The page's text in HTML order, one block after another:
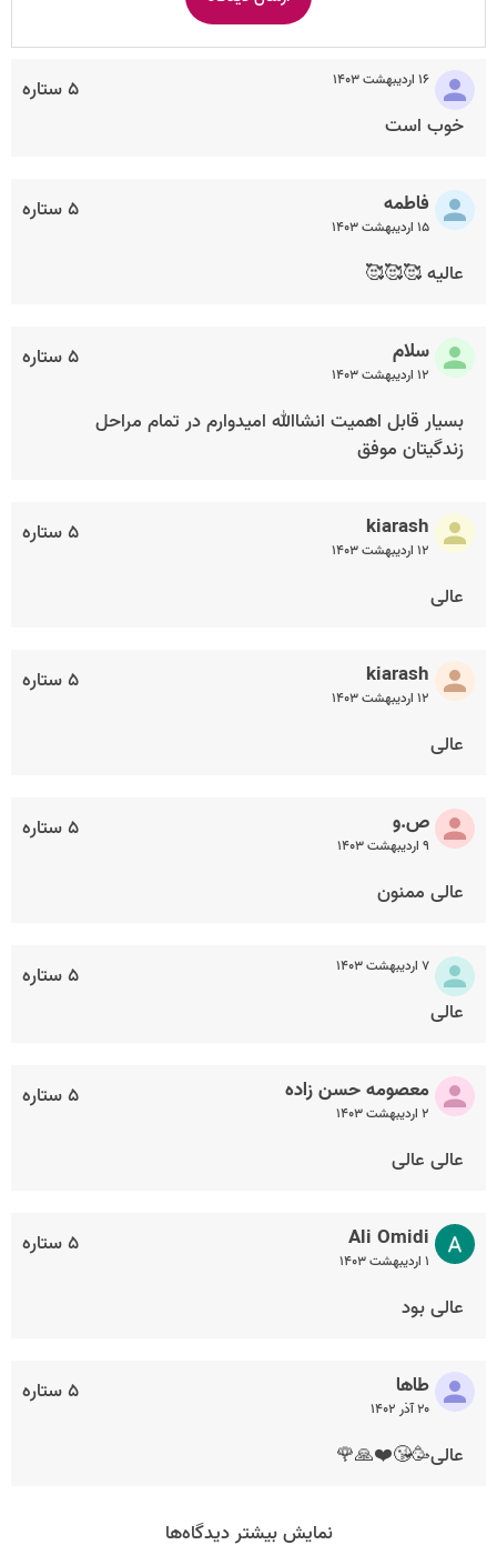
۵ ستاره ۱۶ اردیبهشت ۱۴۰۳
خوب است
۵ ستاره فاطمه
۱۵ اردیبهشت ۱۴۰۳
عالیه 🥰🥰🥰
۵ ستاره سلام
۱۲ اردیبهشت ۱۴۰۳
بسیار قابل اهمیت انشاالله امیدوارم در تمام مراحل
زندگیتان موفق
۵ ستاره kiarash
۱۲ اردیبهشت ۱۴۰۳
عالی
۵ ستاره kiarash
۱۲ اردیبهشت ۱۴۰۳
عالی
۵ ستاره ص.و
۹ اردیبهشت ۱۴۰۳
عالی ممنون
۵ ستاره ۷ اردیبهشت ۱۴۰۳
عالی
۵ ستاره معصومه حسن زاده
۲ اردیبهشت ۱۴۰۳
عالی عالی
۵ ستاره Ali Omidi
۱ اردیبهشت ۱۴۰۳
عالی بود
۵ ستاره طاها
۲۰ آذر ۱۴۰۲
عالی🥳😘❤️🙏🌹
نمایش بیشتر دیدگاه‌ها